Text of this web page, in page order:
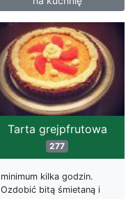
Tarta grejpfrutowa
277
minimum kilka godzin.
Ozdobić bitą śmietaną i